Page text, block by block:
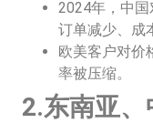
2024年，中
订单减少、成
欧美客户对价
率被压缩。
2.东南亚